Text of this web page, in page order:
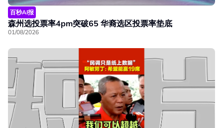
百秒AI报
森州选投票率4pm突破65 华裔选区投票率垫底
01/08/2026